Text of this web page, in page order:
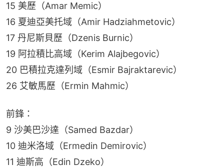
15 美歷（Amar Memic）
16 夏迪亞美托域（Amir Hadziahmetovic）
17 丹尼斯貝歷（Dzenis Burnic）
19 阿拉積比高域（Kerim Alajbegovic）
20 巴積拉克達列域（Esmir Bajraktarevic）
26 艾敏馬歷（Ermin Mahmic）
前鋒：
9 沙美巴沙達（Samed Bazdar）
10 迪米洛域（Ermedin Demirovic）
11 迪斯高（Edin Dzeko）